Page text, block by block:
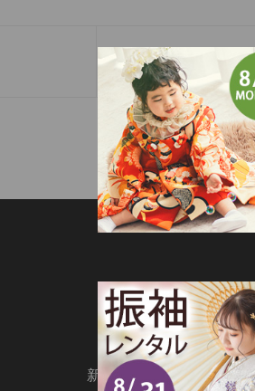
１年で1番オトク
新着情報 撮影